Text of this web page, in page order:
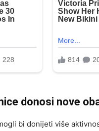
donosi nove
bi donijeti više